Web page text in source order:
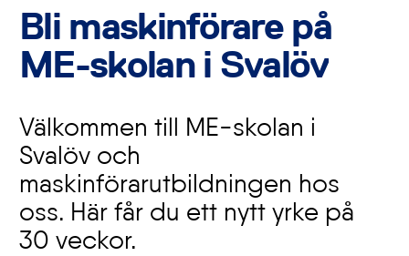
Bli maskinförare på
ME-skolan i Svalöv
Välkommen till ME-skolan i
Svalöv och
maskinförarutbildningen hos
oss. Här får du ett nytt yrke på
30 veckor.